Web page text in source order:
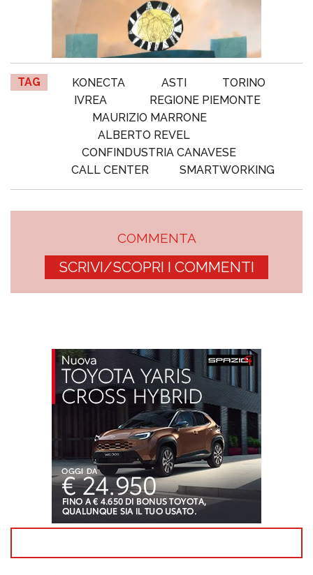
TAG KONECTA ASTI
TORINO
IVREA
REGIONE PIEMONTE
MAURIZIO MARRONE
ALBERTO REVEL
CONFINDUSTRIA CANAVESE
CALL CENTER
SMARTWORKING
COMMENTA
SCRIVI/SCOPRI I COMMENTI